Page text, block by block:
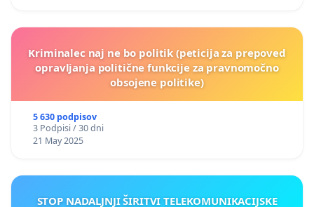
Kriminalec naj ne bo politik (peticija za prepoved
opravljanja politične funkcije za pravnomočno
obsojene politike)
5 630 podpisov
3 Podpisi / 30 dni
21 May 2025
STOP NADALJNJI ŠIRITVI TELEKOMUNIKACIJSKE